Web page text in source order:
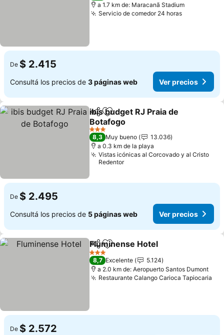
a 1.7 km de: Maracanã Stadium
Servicio de comedor 24 horasVer
De $ 2.415
Consultá los precios de 3 páginas web Ver precios
CompartirAñadir a favoritos
ibis budget RJ Praia de
Botafogo
Ver precios
3 Estrellas
8,3 Muy bueno
13.036
a 0.3 km de la playa
Vistas icónicas al Corcovado y al Cristo
Redentor
De $ 2.495
Consultá los precios de 5 páginas web Ver precios
CompartirAñadir a favoritos
Fluminense Hotel
3 Estrellas
8,7 Excelente
5.124
a 2.0 km de: Aeropuerto Santos Dumont
Restaurante Calango Carioca Tapiocaria
De $ 2.572